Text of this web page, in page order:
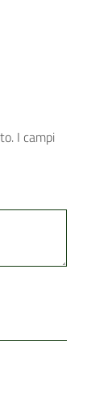
I campi